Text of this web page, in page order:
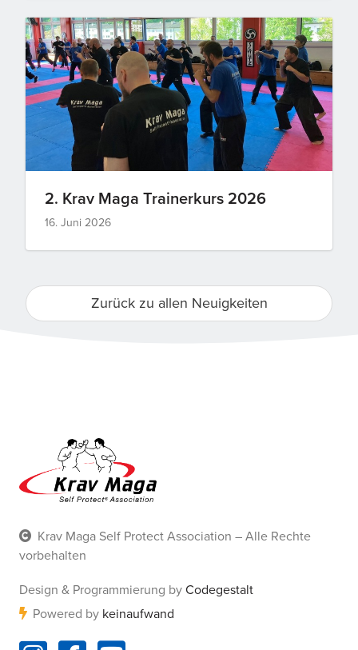
2. Krav Maga Trainerkurs 2026
16. Juni 2026
Zurück zu allen Neuigkeiten
Krav Maga Self Protect Association – Alle Rechte
vorbehalten
Design & Programmierung by Codegestalt
Powered by keinaufwand